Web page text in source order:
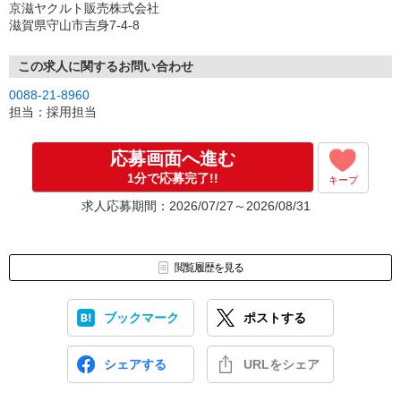
京滋ヤクルト販売株式会社
滋賀県守山市吉身7-4-8
この求人に関するお問い合わせ
0088-21-8960
担当：採用担当
応募画面へ進む
1分で応募完了!! キープ
求人応募期間：2026/07/27～2026/08/31
閲覧履歴を見る
ブックマーク ポストする
シェアする URLをシェア